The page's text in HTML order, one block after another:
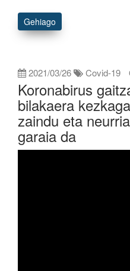
Gehiago
2021/03/26 Covid-19
Koronabirus
bilakaera
zaindu eta
garaia da